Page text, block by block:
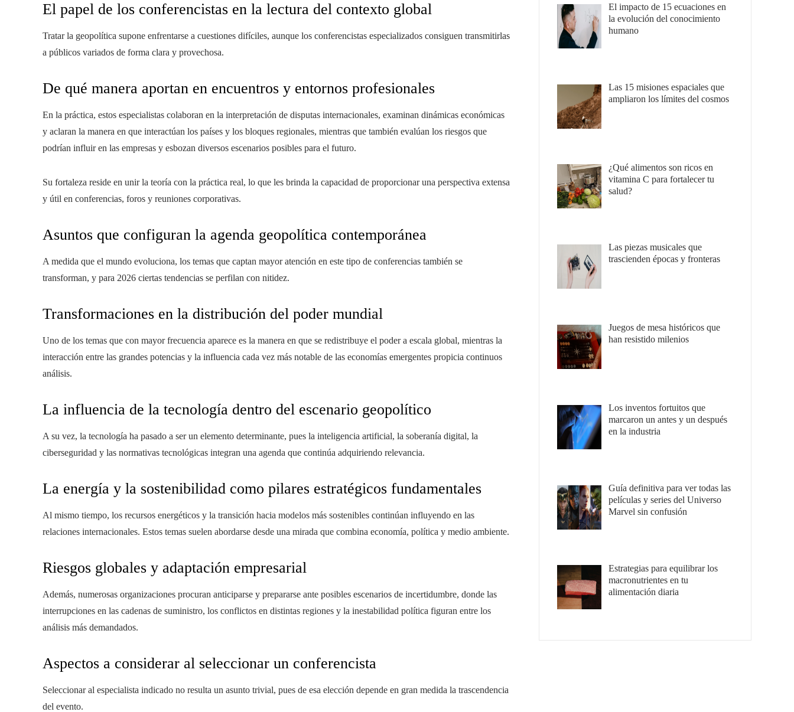
El papel de los conferencistas en la lectura del contexto global
Tratar la geopolítica supone enfrentarse a cuestiones difíciles, aunque los conferencistas especializados consiguen transmitirlas
a públicos variados de forma clara y provechosa.
De qué manera aportan en encuentros y entornos profesionales
En la práctica, estos especialistas colaboran en la interpretación de disputas internacionales, examinan dinámicas económicas
y aclaran la manera en que interactúan los países y los bloques regionales, mientras que también evalúan los riesgos que
podrían influir en las empresas y esbozan diversos escenarios posibles para el futuro.
Su fortaleza reside en unir la teoría con la práctica real, lo que les brinda la capacidad de proporcionar una perspectiva extensa
y útil en conferencias, foros y reuniones corporativas.
Asuntos que configuran la agenda geopolítica contemporánea
A medida que el mundo evoluciona, los temas que captan mayor atención en este tipo de conferencias también se
transforman, y para 2026 ciertas tendencias se perfilan con nitidez.
Transformaciones en la distribución del poder mundial
Uno de los temas que con mayor frecuencia aparece es la manera en que se redistribuye el poder a escala global, mientras la
interacción entre las grandes potencias y la influencia cada vez más notable de las economías emergentes propicia continuos
análisis.
La influencia de la tecnología dentro del escenario geopolítico
A su vez, la tecnología ha pasado a ser un elemento determinante, pues la inteligencia artificial, la soberanía digital, la
ciberseguridad y las normativas tecnológicas integran una agenda que continúa adquiriendo relevancia.
La energía y la sostenibilidad como pilares estratégicos fundamentales
Al mismo tiempo, los recursos energéticos y la transición hacia modelos más sostenibles continúan influyendo en las
relaciones internacionales. Estos temas suelen abordarse desde una mirada que combina economía, política y medio ambiente.
Riesgos globales y adaptación empresarial
Además, numerosas organizaciones procuran anticiparse y prepararse ante posibles escenarios de incertidumbre, donde las
interrupciones en las cadenas de suministro, los conflictos en distintas regiones y la inestabilidad política figuran entre los
análisis más demandados.
Aspectos a considerar al seleccionar un conferencista
Seleccionar al especialista indicado no resulta un asunto trivial, pues de esa elección depende en gran medida la trascendencia
del evento.
El impacto de 15 ecuaciones en
la evolución del conocimiento
humano
Las 15 misiones espaciales que
ampliaron los límites del cosmos
¿Qué alimentos son ricos en
vitamina C para fortalecer tu
salud?
Las piezas musicales que
trascienden épocas y fronteras
Juegos de mesa históricos que
han resistido milenios
Los inventos fortuitos que
marcaron un antes y un después
en la industria
Guía definitiva para ver todas las
películas y series del Universo
Marvel sin confusión
Estrategias para equilibrar los
macronutrientes en tu
alimentación diaria